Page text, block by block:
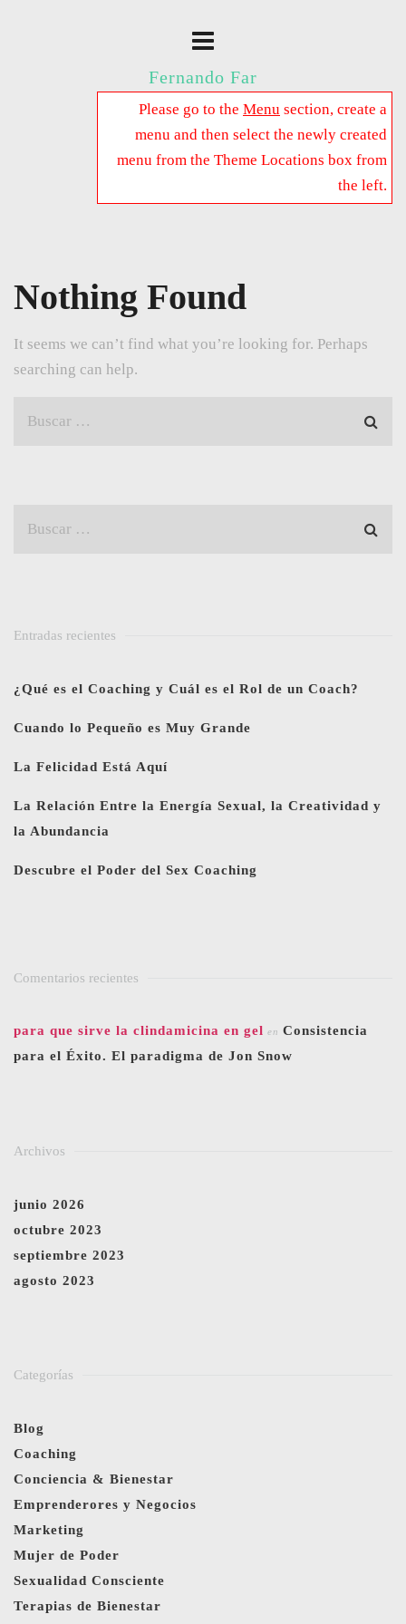
Fernando Far
Please go to the Menu section, create a
menu and then select the newly created
menu from the Theme Locations box from
the left.
Nothing Found
It seems we can’t find what you’re looking for. Perhaps
searching can help.
Entradas recientes
¿Qué es el Coaching y Cuál es el Rol de un Coach?
Cuando lo Pequeño es Muy Grande
La Felicidad Está Aquí
La Relación Entre la Energía Sexual, la Creatividad y
la Abundancia
Descubre el Poder del Sex Coaching
Comentarios recientes
para que sirve la clindamicina en gel en Consistencia
para el Éxito. El paradigma de Jon Snow
Archivos
junio 2026
octubre 2023
septiembre 2023
agosto 2023
Categorías
Blog
Coaching
Conciencia & Bienestar
Emprenderores y Negocios
Marketing
Mujer de Poder
Sexualidad Consciente
Terapias de Bienestar